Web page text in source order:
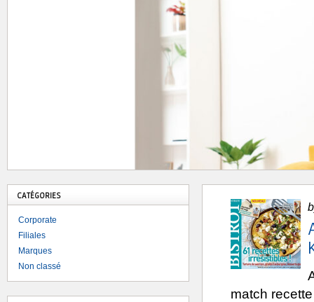
match
CATÉGORIES
Corporate
Filiales
Marques
Non classé